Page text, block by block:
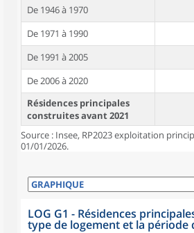
De 1946 à 1970
De 1971 à 1990
De 1991 à 2005
De 2006 à 2020
Résidences principales
construites avant 2021
Source : Insee, RP2023 exploitation
01/01/2026.
LOG G1 - Résidences
type de logement et la période